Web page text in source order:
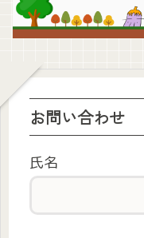
お問い合わせ
氏名